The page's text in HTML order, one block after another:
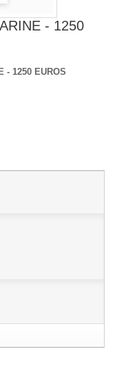
- 1250
- 1250 EUROS